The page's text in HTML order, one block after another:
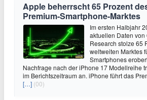
Apple beherrscht 65 Prozent
Premium-Smartphone-Marktes
Im ersten Halbjahr
aktuellen Daten
Research stolze 65
weltweiten Marktes
Smartphones
Nachfrage nach der iPhone 17 Modellreihe
im Berichtszeitraum an. iPhone führt das
[…] (00)